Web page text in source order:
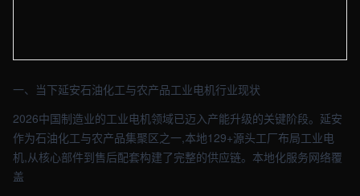
一、当下延安石油化工与农产品工业电机行业现状
2026中国制造业的工业电机领域已迈入产能升级的关键阶段。延安
作为石油化工与农产品集聚区之一,本地129+源头工厂布局工业电
机,从核心部件到售后配套构建了完整的供应链。本地化服务网络覆
盖